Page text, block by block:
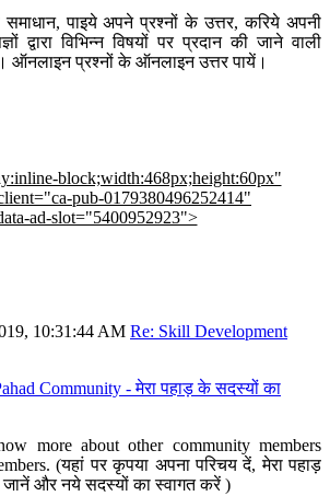
पाइये अपने प्रश्नों के उत्तर, करिये अपनी
द्वारा विभिन्न विषयों पर प्रदान की जाने वाली
ऑनलाइन प्रश्नों के ऑनलाइन उत्तर पायें।
block;width:468px;height:60px"
pub-0179380496252414"
ad-slot="5400952923">
10:31:44 AM Re: Skill Development
Community - मेरा पहाड़ के सदस्यों का
more about other community members
(यहां पर कृपया अपना परिचय दें, मेरा पहाड़
और नये सदस्यों का स्वागत करें )